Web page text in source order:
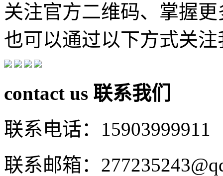
关注官方二维码、掌握
也可以通过以下方式关注
contact us 联系我们
联系电话：15903999911
联系邮箱：